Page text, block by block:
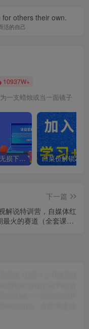
others their own.
活的自己
10937W+
一支蜡烛或当一面镜子
全网VIP课程 无损下载~
下一篇
解说特训营，自媒体红
最火的赛道（全套课程-